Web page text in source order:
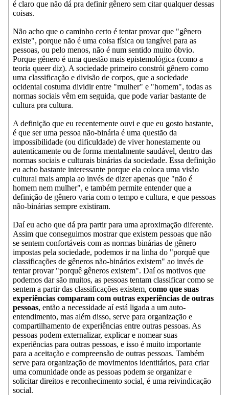
é claro que não dá pra definir gênero sem citar qualquer dessas
coisas.
Não acho que o caminho certo é tentar provar que "gênero
existe", porque não é uma coisa física ou tangível para as
pessoas, ou pelo menos, não é num sentido muito óbvio.
Porque gênero é uma questão mais epistemológica (como a
teoria queer diz). A sociedade primeiro constrói gênero como
uma classificação e divisão de corpos, que a sociedade
ocidental costuma dividir entre "mulher" e "homem", todas as
normas sociais vêm em seguida, que pode variar bastante de
cultura pra cultura.
A definição que eu recentemente ouvi e que eu gosto bastante,
é que ser uma pessoa não-binária é uma questão da
impossibilidade (ou dificuldade) de viver honestamente ou
autenticamente ou de forma mentalmente saudável, dentro das
normas sociais e culturais binárias da sociedade. Essa definição
eu acho bastante interessante porque ela coloca uma visão
cultural mais ampla ao invés de dizer apenas que "não é
homem nem mulher", e também permite entender que a
definição de gênero varia com o tempo e cultura, e que pessoas
não-binárias sempre existiram.
Daí eu acho que dá pra partir para uma aproximação diferente.
Assim que conseguimos mostrar que existem pessoas que não
se sentem confortáveis com as normas binárias de gênero
impostas pela sociedade, podemos ir na linha do "porquê que
classificações de gêneros não-binários existem" ao invés de
tentar provar "porquê gêneros existem". Daí os motivos que
podemos dar são muitos, as pessoas tentam classificar como se
sentem a partir das classificações existem, como que suas
experiências comparam com outras experiências de outras
pessoas, então a necessidade aí está ligada a um auto-
entendimento, mas além disso, serve para organização e
compartilhamento de experiências entre outras pessoas. As
pessoas podem externalizar, explicar e nomear suas
experiências para outras pessoas, e isso é muito importante
para a aceitação e compreensão de outras pessoas. Também
serve para organização de movimentos identitários, para criar
uma comunidade onde as pessoas podem se organizar e
solicitar direitos e reconhecimento social, é uma reivindicação
social.